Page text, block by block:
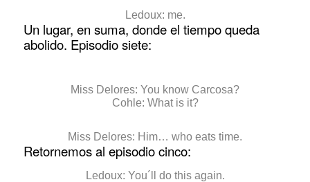
Ledoux: me.
Un lugar, en suma, donde el tiempo queda
abolido. Episodio siete:
Miss Delores: You know Carcosa?
Cohle: What is it?
Miss Delores: Him… who eats time.
Retornemos al episodio cinco:
Ledoux: You´ll do this again.